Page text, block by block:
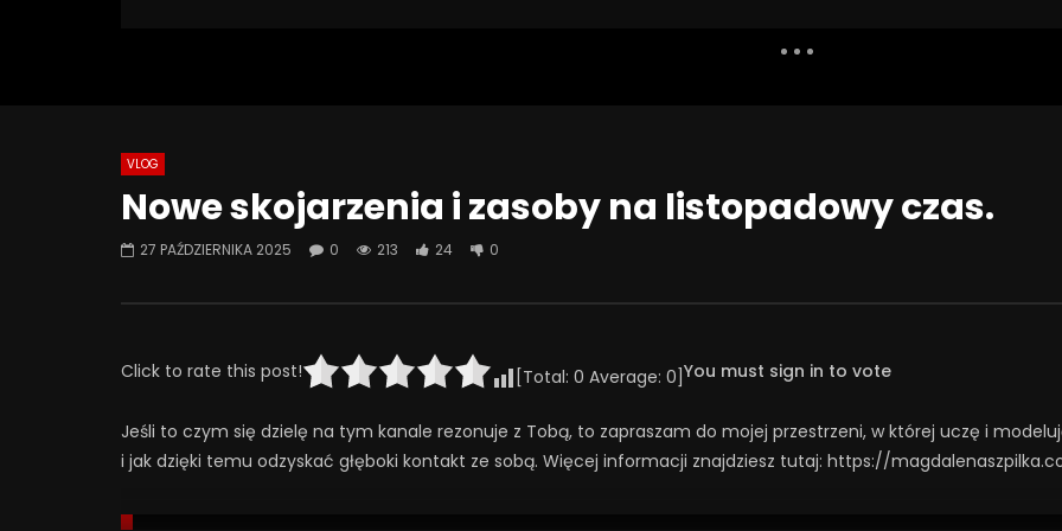
Watch Later
Alkohol, leki antydepresyjne (SSRI)
i benzodiazepiny – FATALNE
Wesołych świąt!
23 GRUDNIA 2025
Święta jako wyzwanie
VLOG
Nowe skojarzenia i zasoby na listopadowy czas.
27 PAŹDZIERNIKA 2025 0 213 24 0
Click to rate this post! [Total: 0 Average: 0 You must sign in to vote
Jeśli to czym się dzielę na tym kanale rezonuje z Tobą, to zapraszam do mojej przestrzeni, w której uczę i
i jak dzięki temu odzyskać głęboki kontakt ze sobą. Więcej informacji znajdziesz tutaj: https://